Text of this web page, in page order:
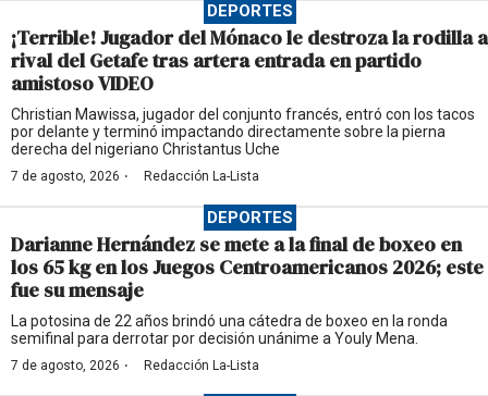
DEPORTES
¡Terrible! Jugador del Mónaco le destroza la rodilla a
rival del Getafe tras artera entrada en partido
amistoso VIDEO
Christian Mawissa, jugador del conjunto francés, entró con los tacos
por delante y terminó impactando directamente sobre la pierna
derecha del nigeriano Christantus Uche
7 de agosto, 2026 · Redacción La-Lista
DEPORTES
Darianne Hernández se mete a la final de boxeo en
los 65 kg en los Juegos Centroamericanos 2026; este
fue su mensaje
La potosina de 22 años brindó una cátedra de boxeo en la ronda
semifinal para derrotar por decisión unánime a Youly Mena.
7 de agosto, 2026 · Redacción La-Lista